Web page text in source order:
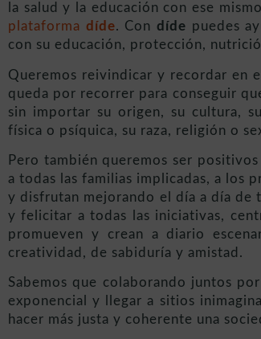
la salud y la educación con ese
plataforma díde. Condíde puedes
con su educación, protección,
Queremos reivindicar y recordar en
queda por recorrer para conseguir
sin importar su origen, su cultura,
física o psíquica, su raza, religión o
Pero también queremos ser
a todas las familias implicadas, a los
y disfrutan mejorando el día a día de
y felicitar a todas las iniciativas,
promueven y crean a diario
creatividad, de sabiduría y amistad.
Sabemos que colaborando juntos
exponencial y llegar a sitios
hacer más justa y coherente una